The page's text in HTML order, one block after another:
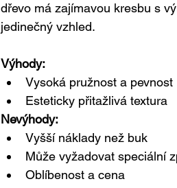
dřevo má zajímavou kresbu s
jedinečný vzhled.
Výhody:
Vysoká pružnost a pevnost
Esteticky přitažlivá textura
Nevýhody:
Vyšší náklady než buk
Může vyžadovat speciální
Oblíbenost a cena